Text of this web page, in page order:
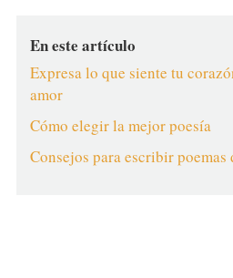
En este artículo
Expresa lo que siente tu
amor
Cómo elegir la mejor poesía
Consejos para escribir poemas